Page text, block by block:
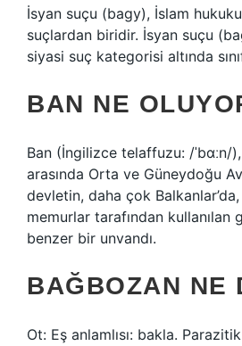
İsyan suçu (bagy), İslam
suçlardan biridir. İsyan suçu
siyasi suç kategorisi altında
BAN NE
Ban (İngilizce telaffuzu: /ˈbɑːn/
arasında Orta ve Güneydoğu
devletin, daha çok
memurlar tarafından kullanılan
benzer bir unvandı.
BAĞBOZAN NE
Ot: Eş anlamlısı: bakla.